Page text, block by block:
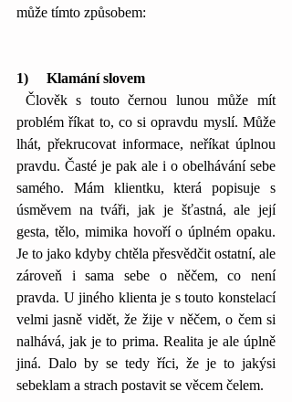
může tímto způsobem:
1)     Klamání slovem
problém říkat to, co si opravdu myslí. Může
lhát, překrucovat informace, neříkat úplnou
pravdu. Časté je pak ale i o obelhávání sebe
samého. Mám klientku, která popisuje s
úsměvem na tváři, jak je šťastná, ale její
gesta, tělo, mimika hovoří o úplném opaku.
Je to jako kdyby chtěla přesvědčit ostatní, ale
zároveň i sama sebe o něčem, co není
pravda. U jiného klienta je s touto konstelací
velmi jasně vidět, že žije v něčem, o čem si
nalhává, jak je to prima. Realita je ale úplně
jiná. Dalo by se tedy říci, že je to jakýsi
sebeklam a strach postavit se věcem čelem.